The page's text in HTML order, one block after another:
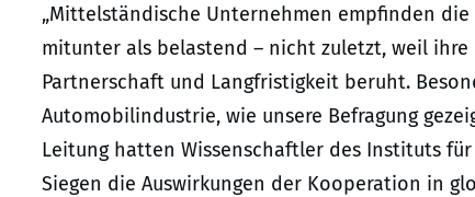
„Mittelständische Unternehmen empfinden
mitunter als belastend – nicht zuletzt, weil
Partnerschaft und Langfristigkeit beruht.
Automobilindustrie, wie unsere Befragung
Leitung hatten Wissenschaftler des Instituts
Siegen die Auswirkungen der Kooperation in